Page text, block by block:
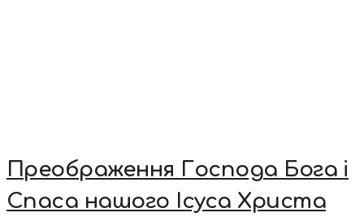
Преображення Господа Бога і
Спаса нашого Ісуса Христа